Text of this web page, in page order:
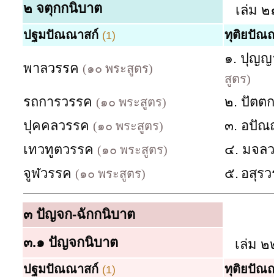
๒ จตุกกนิบาต เล่ม ๒
ปฐมปัณณาสก์ (1) ทุติยปัณ
พาลวรรค (๑๐ พระสูตร)
๑. ปุญญ
สูตร)
รถการวรรค (๑๐ พระสูตร)
๒. ปัตต
ปุคคลวรรค (๑๐ พระสูตร)
๓. อปัณ
เทวทูตวรรค (๑๐ พระสูตร)
๔. มจล
จูฬวรรค (๑๐ พระสูตร) ๕. อสุร
๓ ปัญจก-ฉักกนิบาต
๓.๑ ปัญจกนิบาต เล่ม ๒
ปฐมปัณณาสก์ (1) ทุติยปัณ